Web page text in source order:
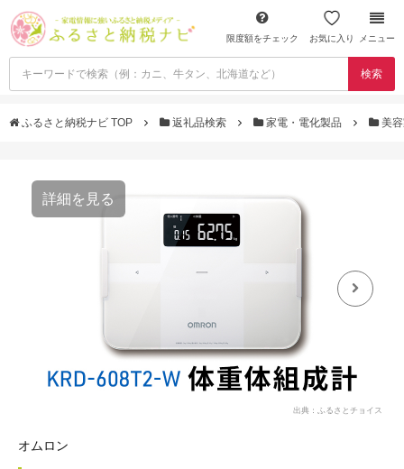
限度額をチェック お気に入り メニュー
検索
ふるさと納税ナビ TOP 返礼品検索 家電・電化製品 美
詳細を見る
出典：ふるさとチョイス
オムロン